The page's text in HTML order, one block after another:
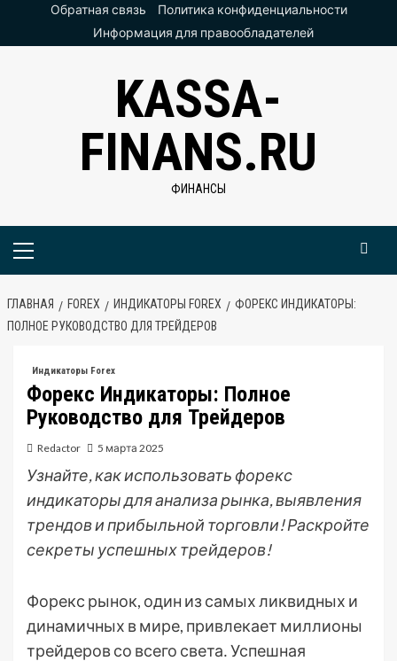
ПерейтиОбратная связь
Политика конфиденциальности
Информация для правообладателей
KASSA-
FINANS.RU
ФИНАНСЫ
Основное
ГЛАВНАЯ FOREX ИНДИКАТОРЫ FOREX
ФОРЕКС ИНДИКАТОРЫ:
ПОЛНОЕ РУКОВОДСТВО ДЛЯ ТРЕЙДЕРОВ
Индикаторы Forex
Форекс Индикаторы: Полное
Руководство для Трейдеров
Redactor 5 марта 2025
Узнайте, как использовать форекс
индикаторы для анализа рынка, выявления
трендов и прибыльной торговли! Раскройте
секреты успешных трейдеров!
Форекс рынок, один из самых ликвидных и
динамичных в мире, привлекает миллионы
трейдеров со всего света․ Успешная